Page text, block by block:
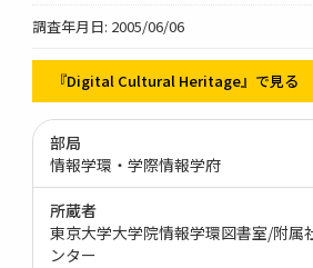
調査年月日: 2005/06/06
『Digital Cultural Heritage』で見る
部局
情報学環・学際情報学府
所蔵者
東京大学大学院情報学環図書室/附属
ンター